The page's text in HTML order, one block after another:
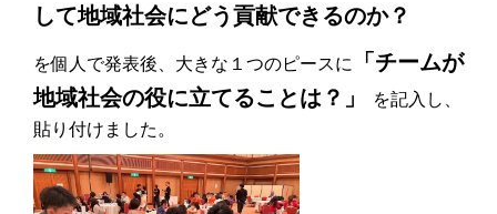
して地域社会にどう貢献できるのか？
を個人で発表後、大きな１つのピースに
「チームが
地域社会の役に立てることは？」
を記入し、
貼り付けました。